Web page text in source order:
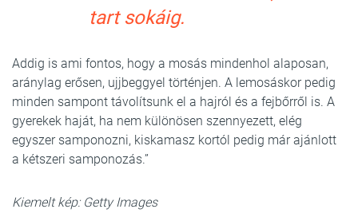
tart sokáig.
Addig is ami fontos, hogy a mosás mindenhol alaposan,
aránylag erősen, ujjbeggyel történjen. A lemosáskor pedig
minden sampont távolítsunk el a hajról és a fejbőrről is. A
gyerekek haját, ha nem különösen szennyezett, elég
egyszer samponozni, kiskamasz kortól pedig már ajánlott
a kétszeri samponozás.”
Kiemelt kép: Getty Images